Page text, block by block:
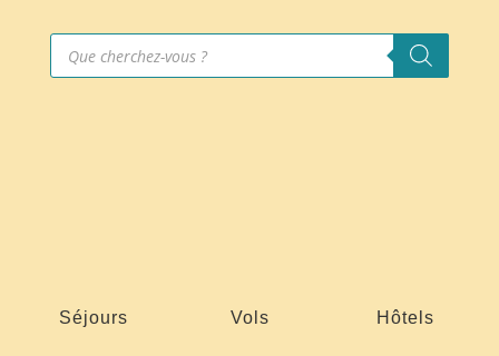
Recherche
produits
Séjours Vols Hôtels